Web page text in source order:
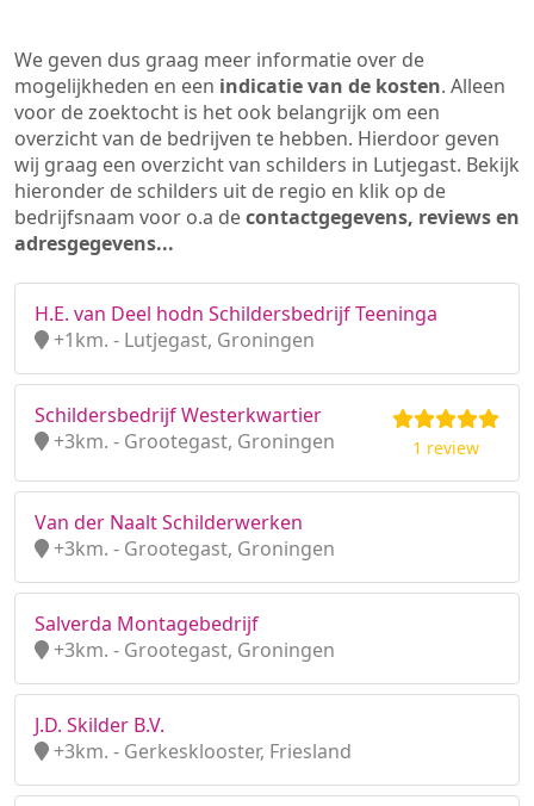
We geven dus graag meer informatie over de
mogelijkheden en een indicatie van de kosten. Alleen
voor de zoektocht is het ook belangrijk om een
overzicht van de bedrijven te hebben. Hierdoor geven
wij graag een overzicht van schilders in Lutjegast. Bekijk
hieronder de schilders uit de regio en klik op de
bedrijfsnaam voor o.a decontactgegevens, reviews en
adresgegevens...
H.E. van Deel hodn Schildersbedrijf Teeninga
+1km. - Lutjegast, Groningen
Schildersbedrijf Westerkwartier
+3km. - Grootegast, Groningen
1 review
Van der Naalt Schilderwerken
+3km. - Grootegast, Groningen
Salverda Montagebedrijf
+3km. - Grootegast, Groningen
J.D. Skilder B.V.
+3km. - Gerkesklooster, Friesland